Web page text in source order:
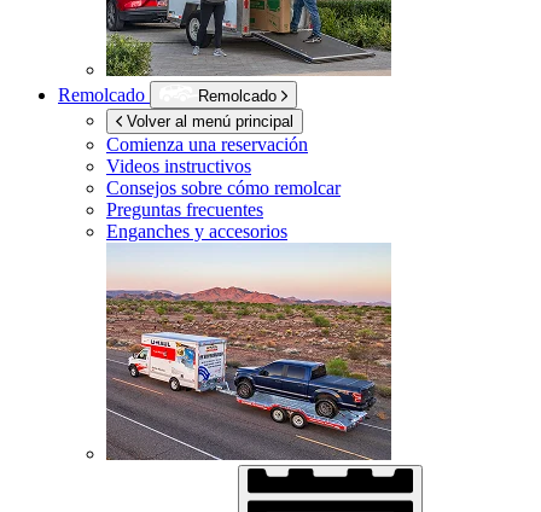
Remolcado
Remolcado
Volver al menú principal
Comienza una reservación
Videos instructivos
Consejos sobre cómo remolcar
Preguntas frecuentes
Enganches y accesorios